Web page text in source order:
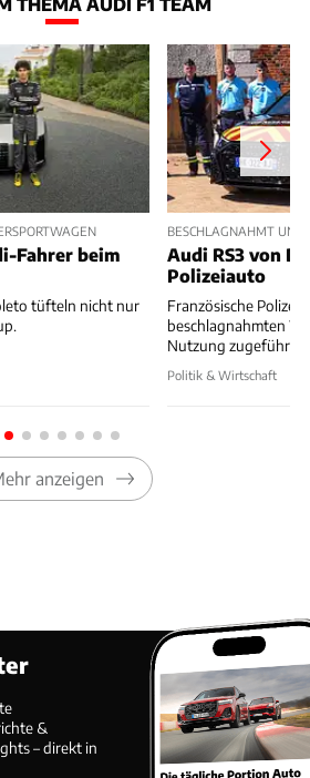
Fahrer beim
tüfteln nicht nur
BESCHLAGNAHMT UND
Audi RS3 von
Polizeiauto
Französische Polizei
beschlagnahmten
Nutzung zugeführt.
Politik & Wirtschaft
anzeigen
&
– direkt in